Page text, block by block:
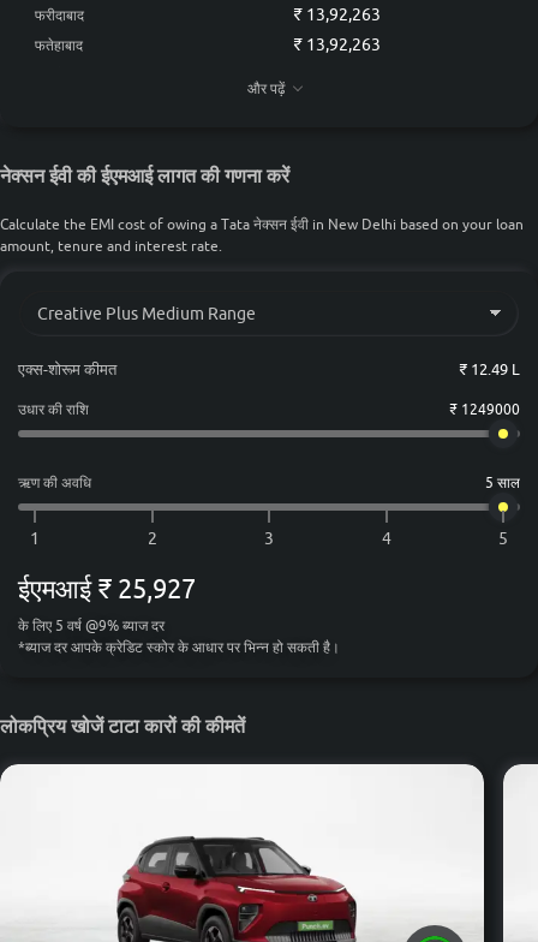
Nexon EV Empowered Plus A 45
Red Dark Edition
फरीदाबाद ₹ 13,92,263
फतेहाबाद ₹ 13,92,263
और पढ़ें
नेक्सन ईवी की ईएमआई लागत की गणना करें
Calculate the EMI cost of owing a Tata नेक्सन ईवी in New Delhi based on your loan
amount, tenure and interest rate.
एक्स-शोरूम कीमत ₹ 12.49 L
उधार की राशि ₹ 1249000
ऋण की अवधि 5 साल
ईएमआई ₹ 25,927
के लिए 5 वर्ष @9% ब्याज दर
*ब्याज दर आपके क्रेडिट स्कोर के आधार पर भिन्न हो सकती है।
लोकप्रिय खोजें टाटा कारों की कीमतें